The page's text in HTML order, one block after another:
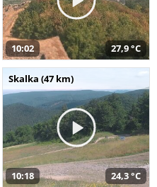
10:02 27,9 °C
Skalka (47 km)
10:18 24,3 °C